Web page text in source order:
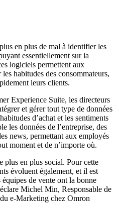
en plus de mal à identifier les
essentiellement sur la
logiciels permettent aux
habitudes des consommateurs,
leurs clients.
Experience Suite, les directeurs
et gérer tout type de données
d’achat et les sentiments
les données de l’entreprise, des
news, permettant aux employés
moment et de n’importe où.
plus en plus social. Pour cette
évoluent également, et il est
de vente ont la bonne
Michel Min, Responsable de
e-Marketing chez Omron